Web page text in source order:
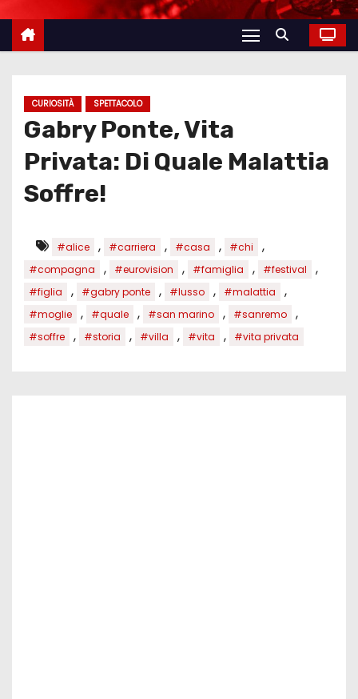
CURIOSITÀ SPETTACOLO
Gabry Ponte, Vita
Privata: Di Quale Malattia
Soffre!
#alice , #carriera , #casa , #chi ,
#compagna , #eurovision , #famiglia , #festival ,
#figlia , #gabry ponte , #lusso , #malattia ,
#moglie , #quale , #san marino , #sanremo ,
#soffre , #storia , #villa , #vita , #vita privata